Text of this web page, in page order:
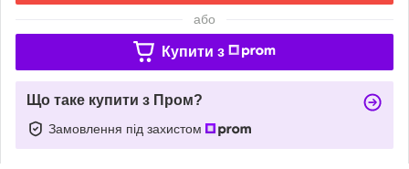
або
Купити з
Що таке купити з Пром?
Замовлення під захистом